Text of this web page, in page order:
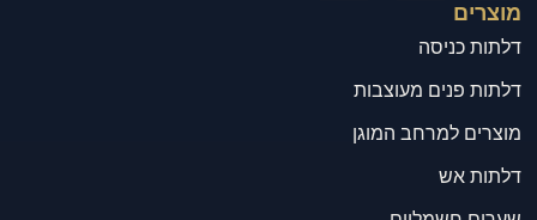
מוצרים
דלתות כניסה
דלתות פנים מעוצבות
מוצרים למרחב המוגן
דלתות אש